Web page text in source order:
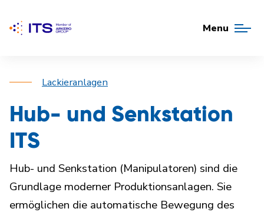
Menu
Lackieranlagen
Hub- und Senkstation
ITS
Hub- und Senkstation (Manipulatoren) sind die
Grundlage moderner Produktionsanlagen. Sie
ermöglichen die automatische Bewegung des